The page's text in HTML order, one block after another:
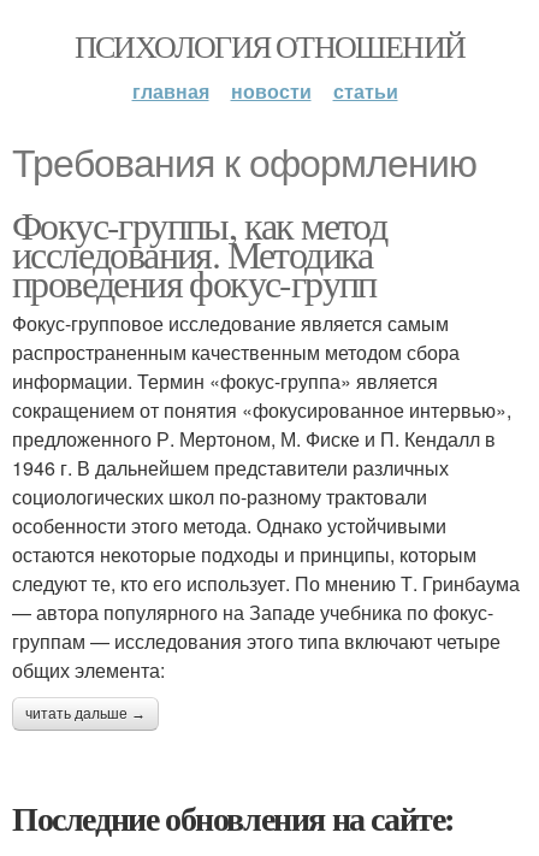
ПСИХОЛОГИЯ ОТНОШЕНИЙ
главная новости статьи
Требования к оформлению
Фокус-группы, как метод
исследования. Методика
проведения фокус-групп
Фокус-групповое исследование является самым
распространенным качественным методом сбора
информации. Термин «фокус-группа» является
сокращением от понятия «фокусированное интервью»,
предложенного Р. Мертоном, М. Фиске и П. Кендалл в
1946 г. В дальнейшем представители различных
социологических школ по-разному трактовали
особенности этого метода. Однако устойчивыми
остаются некоторые подходы и принципы, которым
следуют те, кто его использует. По мнению Т. Гринбаума
— автора популярного на Западе учебника по фокус-
группам — исследования этого типа включают четыре
общих элемента:
читать дальше →
Последние обновления на сайте: